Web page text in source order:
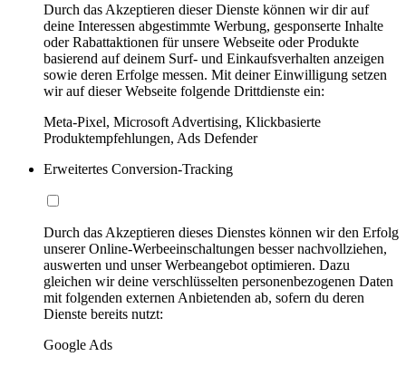
Durch das Akzeptieren dieser Dienste können wir dir auf
deine Interessen abgestimmte Werbung, gesponserte Inhalte
oder Rabattaktionen für unsere Webseite oder Produkte
basierend auf deinem Surf- und Einkaufsverhalten anzeigen
sowie deren Erfolge messen. Mit deiner Einwilligung setzen
wir auf dieser Webseite folgende Drittdienste ein:
Meta-Pixel, Microsoft Advertising, Klickbasierte
Produktempfehlungen, Ads Defender
Erweitertes Conversion-Tracking
Durch das Akzeptieren dieses Dienstes können wir den Erfolg
unserer Online-Werbeeinschaltungen besser nachvollziehen,
auswerten und unser Werbeangebot optimieren. Dazu
gleichen wir deine verschlüsselten personenbezogenen Daten
mit folgenden externen Anbietenden ab, sofern du deren
Dienste bereits nutzt:
Google Ads